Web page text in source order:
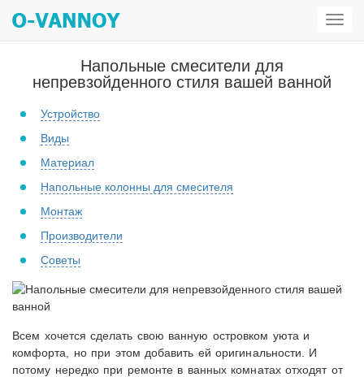
Напольные смесители для
непревзойденного стиля вашей ванной
Устройство
Виды
Материал
Напольные колонны для смесителя
Монтаж
Производители
Советы
Всем хочется сделать свою ванную островком уюта и
комфорта, но при этом добавить ей оригинальности. И
потому нередко при ремонте в ванных комнатах отходят от